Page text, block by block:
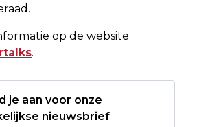
op de website
.
je aan voor onze
nieuwsbrief